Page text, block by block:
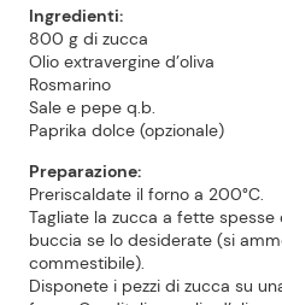
Ingredienti:
800 g di zucca
Olio extravergine d’oliva
Rosmarino
Sale e pepe q.b.
Paprika dolce (opzionale)
Preparazione:
Preriscaldate il forno a 200°C.
Tagliate la zucca a fette
buccia se lo desiderate (si
commestibile).
Disponete i pezzi di zucca su